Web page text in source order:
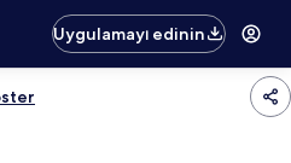
Uygulamayı edinin